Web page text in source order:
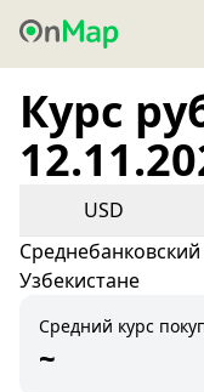
Курс
USD
Узбекистане
Средний курс
~